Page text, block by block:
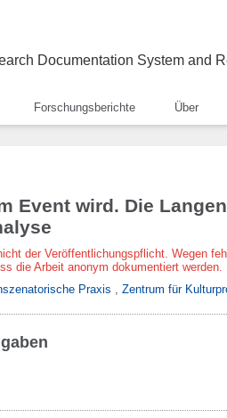
Documentation System and
Forschungsberichte Über
Event wird. Die
der Veröffentlichungspflicht. Wegen
die Arbeit anonym dokumentiert werden.
Praxis , Zentrum für